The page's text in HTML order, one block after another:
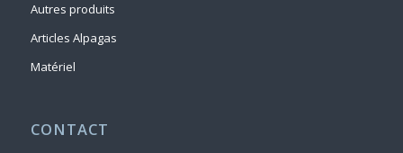
Autres produits
Articles Alpagas
Matériel
CONTACT